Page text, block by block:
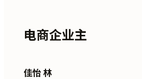
电商企业主
佳怡 林